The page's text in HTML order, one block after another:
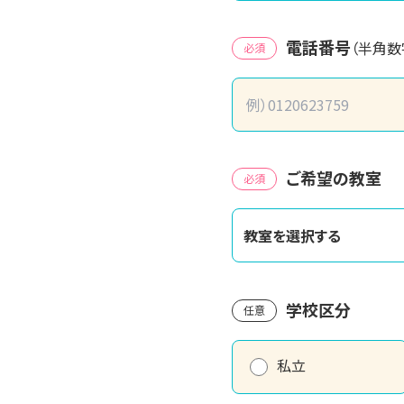
必須 電話番号 （半角数
必須 ご希望の教室
教室を選択する
任意 学校区分
私立